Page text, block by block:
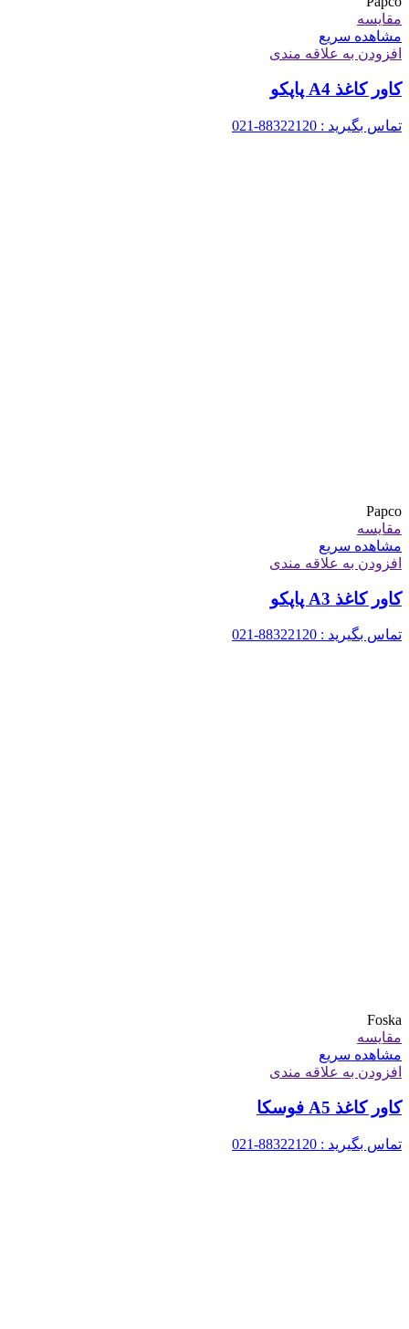
مقایسه
مشاهده سریع
افزودن به علاقه مندی
کاور کاغذ A4 پاپکو
تماس بگیرید : 88322120-021
Papco
مقایسه
مشاهده سریع
افزودن به علاقه مندی
کاور کاغذ A3 پاپکو
تماس بگیرید : 88322120-021
Foska
مقایسه
مشاهده سریع
افزودن به علاقه مندی
کاور کاغذ A5 فوسکا
تماس بگیرید : 88322120-021